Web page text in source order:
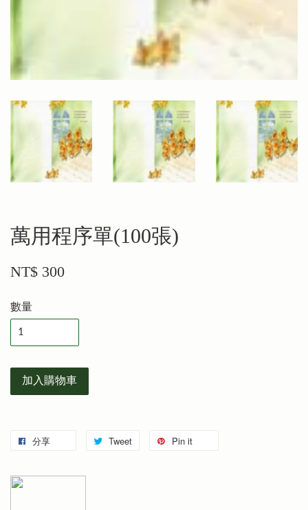
萬用程序單(100張)
NT$ 300
數量
加入購物車
分享 Tweet Pin it